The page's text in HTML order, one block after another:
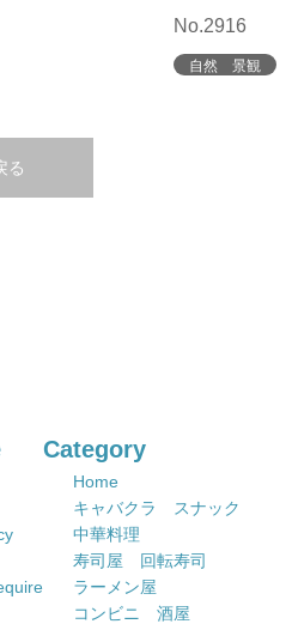
No.2916
自然 景観
る
Category
Home
キャバクラ スナック
中華料理
寿司屋 回転寿司
ラーメン屋
コンビニ 酒屋